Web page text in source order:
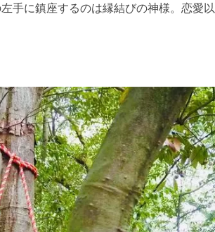
手に鎮座するのは縁結びの神様。恋愛以